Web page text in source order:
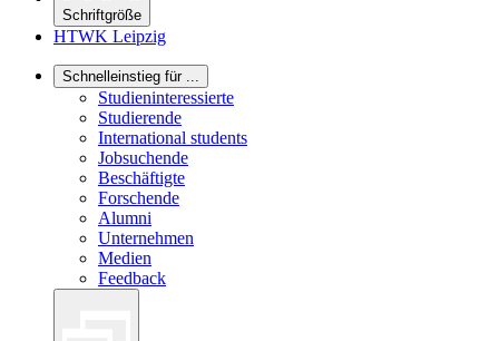
Schriftgröße
HTWK Leipzig
Schnelleinstieg für ...
Studieninteressierte
Studierende
International students
Jobsuchende
Beschäftigte
Forschende
Alumni
Unternehmen
Medien
Feedback